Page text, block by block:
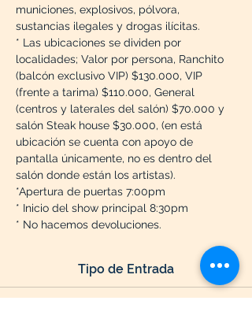
municiones, explosivos, pólvora,
sustancias ilegales y drogas ilícitas.
* Las ubicaciones se dividen por
localidades; Valor por persona, Ranchito
(balcón exclusivo VIP) $130.000, VIP
(frente a tarima) $110.000, General
(centros y laterales del salón) $70.000 y
salón Steak house $30.000, (en está
ubicación se cuenta con apoyo de
pantalla únicamente, no es dentro del
salón donde están los artistas).
*Apertura de puertas 7:00pm
* Inicio del show principal 8:30pm
* No hacemos devoluciones.
Tipo de Entrada